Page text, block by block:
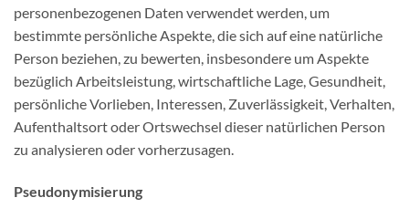
personenbezogenen Daten verwendet werden, um
bestimmte persönliche Aspekte, die sich auf eine natürliche
Person beziehen, zu bewerten, insbesondere um Aspekte
bezüglich Arbeitsleistung, wirtschaftliche Lage, Gesundheit,
persönliche Vorlieben, Interessen, Zuverlässigkeit, Verhalten,
Aufenthaltsort oder Ortswechsel dieser natürlichen Person
zu analysieren oder vorherzusagen.
Pseudonymisierung